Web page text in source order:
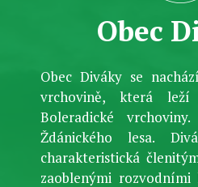
Obec
Obec Diváky se
vrchovině, která
Boleradické
Ždánického lesa.
charakteristická
zaoblenými